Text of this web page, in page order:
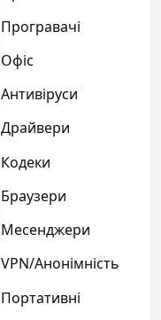
Програвачі
Офіс
Антивіруси
Драйвери
Кодеки
Браузери
Месенджери
VPN/Анонімність
Портативні